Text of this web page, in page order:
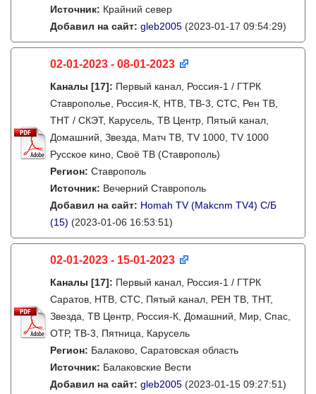
Источник: Крайний север
Добавил на сайт: gleb2005 (2023-01-17 09:54:29)
02-01-2023 - 08-01-2023
Каналы [17]: Первый канал, Россия-1 / ГТРК
Ставрополье, Россия-К, НТВ, ТВ-3, СТС, Рен ТВ,
ТНТ / СКЭТ, Карусель, ТВ Центр, Пятый канал,
Домашний, Звезда, Матч ТВ, TV 1000, TV 1000
Русское кино, Своё ТВ (Ставрополь)
Регион: Ставрополь
Источник: Вечерний Ставрополь
Добавил на сайт: Homah TV (Makcnm TV4) C/Б
(15) (2023-01-06 16:53:51)
02-01-2023 - 15-01-2023
Каналы [17]: Первый канал, Россия-1 / ГТРК
Саратов, НТВ, СТС, Пятый канал, РЕН ТВ, ТНТ,
Звезда, ТВ Центр, Россия-К, Домашний, Мир, Спас,
ОТР, ТВ-3, Пятница, Карусель
Регион: Балаково, Саратовская область
Источник: Балаковские Вести
Добавил на сайт: gleb2005 (2023-01-15 09:27:51)